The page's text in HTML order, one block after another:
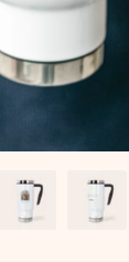
tout l’amour